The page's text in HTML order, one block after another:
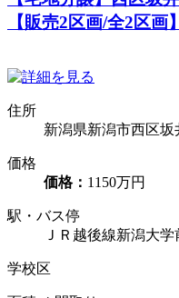
【販売2区画/全2区画】
住所
新潟県新潟市西区坂
価格
価格： 1150万円
駅・バス停
ＪＲ越後線新潟大
学校区